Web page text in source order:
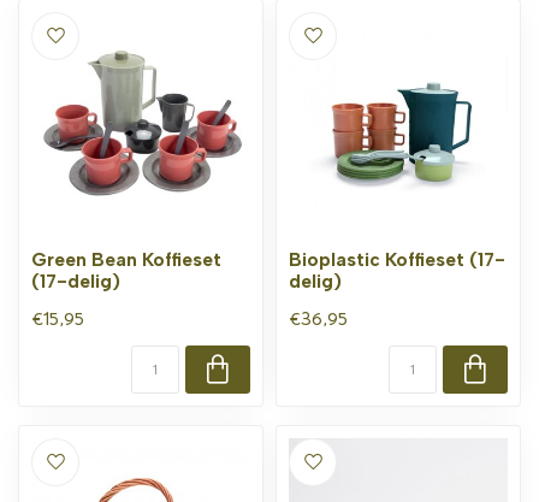
Green Bean Koffieset
(17-delig)
€15,95
Bioplastic Koffieset (17-
delig)
€36,95